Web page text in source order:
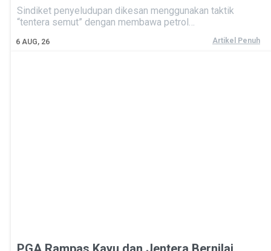
6 AUG, 26
Sindiket penyeludupan dikesan menggunakan taktik
“tentera semut” dengan membawa petrol…
Artikel Penuh